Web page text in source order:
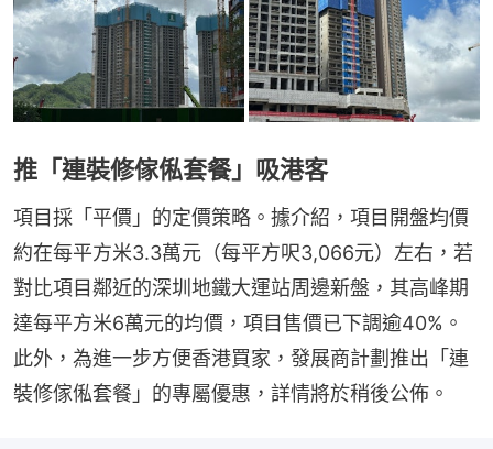
推「連裝修傢俬套餐」吸港客
項目採「平價」的定價策略。據介紹，項目開盤均價
約在每平方米3.3萬元（每平方呎3,066元）左右，若
對比項目鄰近的深圳地鐵大運站周邊新盤，其高峰期
達每平方米6萬元的均價，項目售價已下調逾40%。
此外，為進一步方便香港買家，發展商計劃推出「連
裝修傢俬套餐」的專屬優惠，詳情將於稍後公佈。